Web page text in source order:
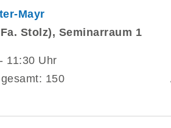
Mayr
Stolz), Seminarraum 1
11:30 Uhr
150